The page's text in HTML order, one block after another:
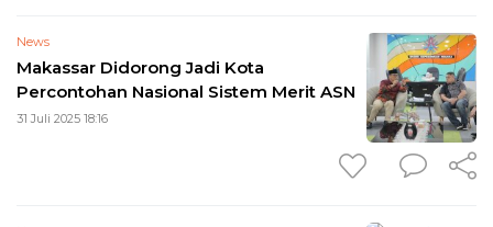
News
Makassar Didorong Jadi Kota
Percontohan Nasional Sistem Merit ASN
31 Juli 2025 18:16